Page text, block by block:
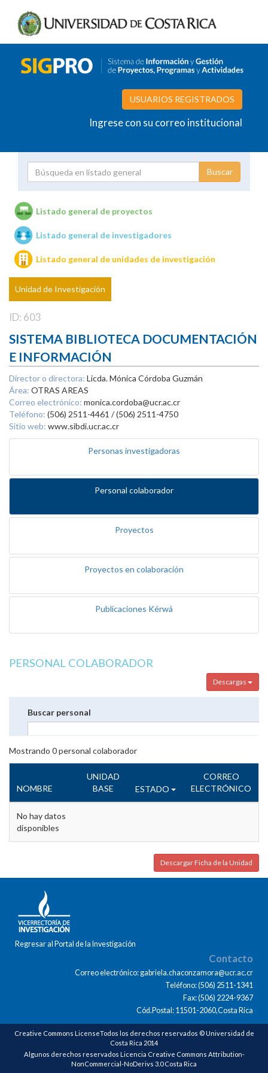
USUARIOS REGISTRADOS
Ingrese con su correo institucional
Unidades de investigación
Listado general de proyectos
Listado general de investigadores
Listado general de unidades de investigación
Unidad de Investigación
ID: 603
SISTEMA BIBLIOTECA DOCUMENTACIÓN
E INFORMACIÓN
Director o directora: Licda. Mónica Córdoba Guzmán
Área: OTRAS AREAS
Correo electrónico: monica.cordoba@ucr.ac.cr
Teléfono: (506) 2511-4461 / (506) 2511-4750
Sitio web: www.sibdi.ucr.ac.cr
Personas investigadoras
Personal colaborador
Proyectos
Proyectos en colaboración
Publicaciones Kérwá
PERSONAL COLABORADOR
Descargas
Buscar personal
Mostrando 0personal colaborador
NOMBRE
UNIDAD
BASE
ESTADO
CORREO
ELECTRÓNICO
No hay datos
disponibles
Descargar Ficha de la Unidad
Regresar al Portal de la Investigación
Contacto
Correo electrónico: gabriela.chaconzamora@ucr.ac.cr
Teléfono: (506) 2511-1341
Fax: (506) 2224-9367
Cód.Postal: 11501-2060,Costa Rica
Creative Commons LicenseTodos los derechos reservados © Universidad de
Costa Rica 2014
Algunos derechos reservados Licencia Creative Commons Attribution-
NonCommercial-NoDerivs 3.0 Costa Rica